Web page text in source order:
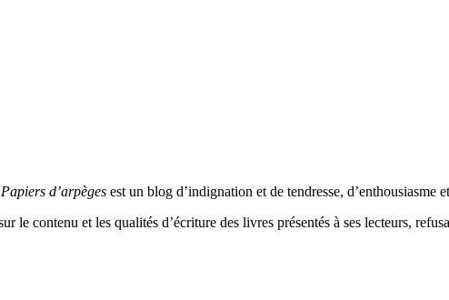
Papiers d’arpèges est un blog d’indignation et de tendresse,
le contenu et les qualités d’écriture des livres présentés à ses lecteurs,